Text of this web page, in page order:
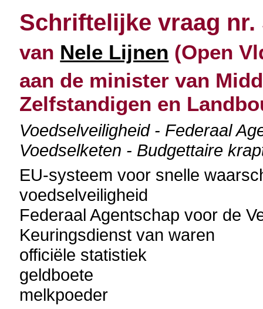
Schriftelijke vraag nr.
van Nele Lijnen (Open
aan de minister van
Zelfstandigen en
Voedselveiligheid - Federaal
Voedselketen - Budgettaire
EU-systeem voor snelle
voedselveiligheid
Federaal Agentschap voor de
Keuringsdienst van waren
officiële statistiek
geldboete
melkpoeder